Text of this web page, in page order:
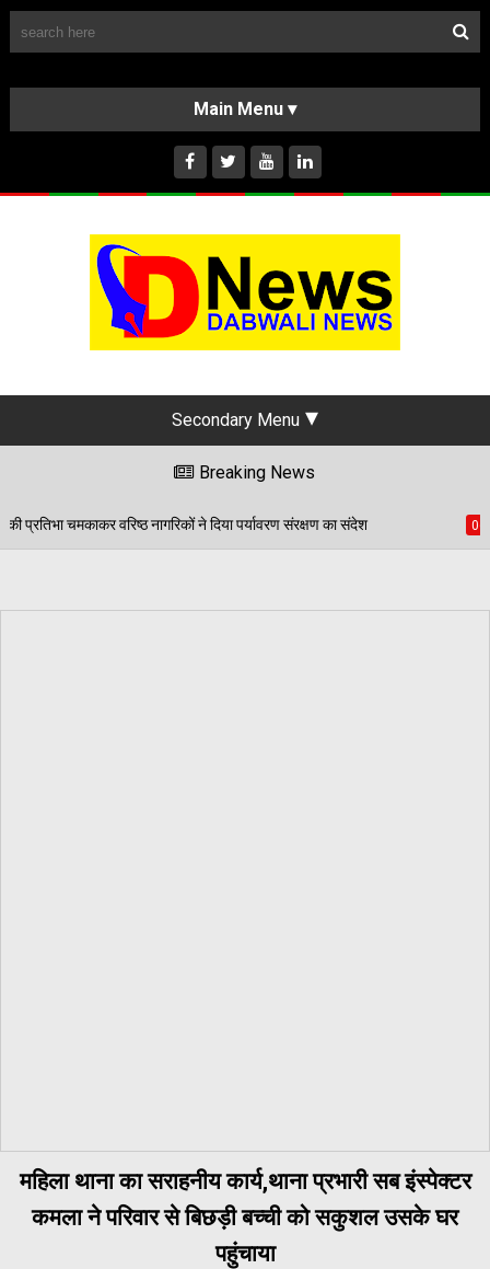
HOME
ABOUT US
INSTAGRAM
Secondary Menu
Breaking News
दिया पर्यावरण संरक्षण का संदेश 06/08/2026 पंजाब स्कूल गेम्स में
महिला थाना का सराहनीय कार्य,थाना प्रभारी सब इंस्पेक्टर
कमला ने परिवार से बिछड़ी बच्ची को सकुशल उसके घर
पहुंचाया